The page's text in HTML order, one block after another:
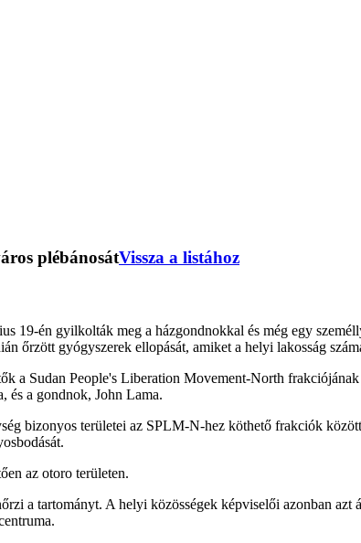
plébánosátVissza a listához
19-én gyilkolták meg a házgondnokkal és még egy
őrzött gyógyszerek ellopását, amiket a helyi lakosság
a Sudan People's Liberation Movement-North
és a gondnok, John Lama.
bizonyos területei az SPLM-N-hez köthető frakciók
az otoro területen.
a tartományt. A helyi közösségek képviselői azonban